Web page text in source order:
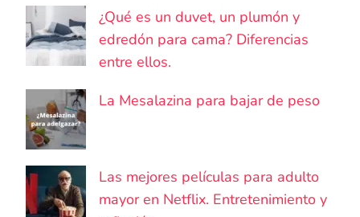
¿Qué es un duvet, un plumón y
edredón para cama? Diferencias
entre ellos.
La Mesalazina para bajar de peso
Las mejores películas para adulto
mayor en Netflix. Entretenimiento y